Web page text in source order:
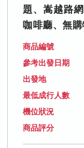
題、嵩越路
咖啡廳、無
商品編號
參考出發日期
出發地
最低成行人數
機位狀況
商品評分